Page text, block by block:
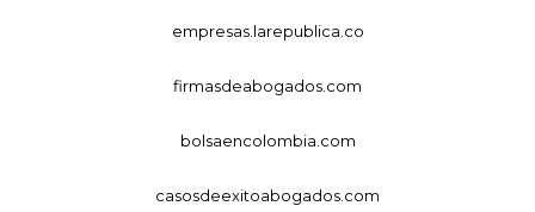
empresas.larepublica.co
firmasdeabogados.com
bolsaencolombia.com
casosdeexitoabogados.com